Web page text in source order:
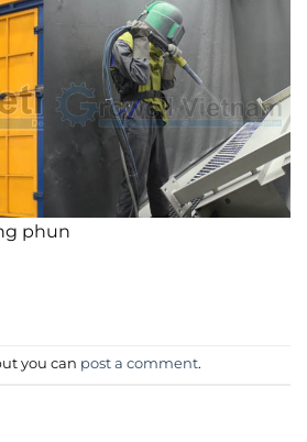
phun
you can post a comment.